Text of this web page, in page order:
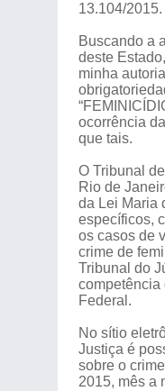
13.104/2015.
Buscando a
deste
minha
ocorrência
que tais.
O Tribunal
Rio de
da Lei Maria
específicos,
os casos de
crime de
Tribunal do
competência
Federal.
No sítio
Justiça é
sobre o
2015, mês a